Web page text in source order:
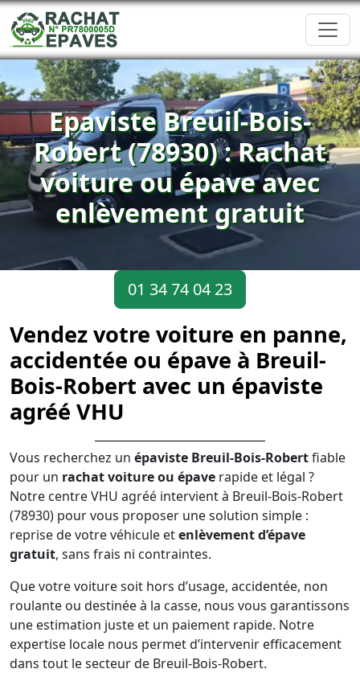
Epaviste Breuil-Bois-
Robert (78930) : Rachat
voiture ou épave avec
enlèvement gratuit
01 34 74 04 23
Vendez votre voiture en panne,
accidentée ou épave à Breuil-
Bois-Robert avec un épaviste
agréé VHU
Vous recherchez un épaviste Breuil-Bois-Robertfiable
pour un rachat voiture ou épave rapide et légal ?
Notre centre VHU agréé intervient à Breuil-Bois-Robert
(78930) pour vous proposer une solution simple :
reprise de votre véhicule etenlèvement d’épave
gratuit, sans frais ni contraintes.
Que votre voiture soit hors d’usage, accidentée, non
roulante ou destinée à la casse, nous vous garantissons
une estimation juste et un paiement rapide. Notre
expertise locale nous permet d’intervenir efficacement
dans tout le secteur de Breuil-Bois-Robert.